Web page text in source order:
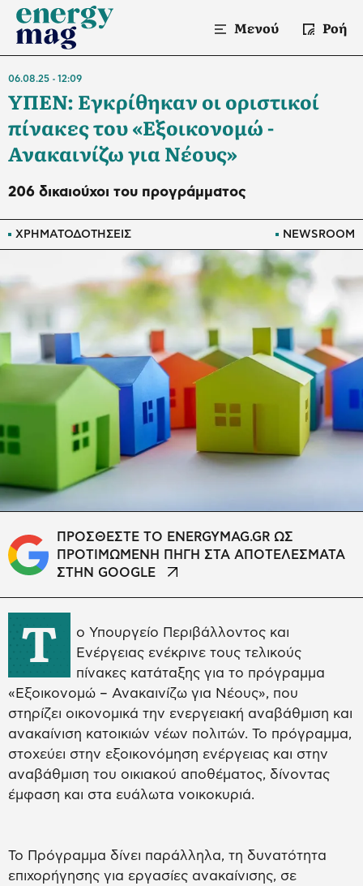
Μενού Ροή
ΧΡΗΜΑΤΟΔΟΤΗΣΕΙΣ NEWSROOM
06.08.25 12:09
ΥΠΕΝ: Εγκρίθηκαν οι οριστικοί
πίνακες του «Εξοικονομώ -
Ανακαινίζω για Νέους»
206 δικαιούχοι του προγράμματος
ΠΡΟΣΘΕΣΤΕ ΤΟ ENERGYMAG.GR ΩΣ
ΠΡΟΤΙΜΩΜΕΝΗ ΠΗΓΗ ΣΤΑ ΑΠΟΤΕΛΕΣΜΑΤΑ
ΣΤΗΝ GOOGLE
Τ
ο Υπουργείο Περιβάλλοντος και
Ενέργειας ενέκρινε τους τελικούς
πίνακες κατάταξης για το πρόγραμμα
«Εξοικονομώ – Ανακαινίζω για Νέους», που
στηρίζει οικονομικά την ενεργειακή αναβάθμιση και
ανακαίνιση κατοικιών νέων πολιτών. Το πρόγραμμα,
στοχεύει στην εξοικονόμηση ενέργειας και στην
αναβάθμιση του οικιακού αποθέματος, δίνοντας
έμφαση και στα ευάλωτα νοικοκυριά.
Το Πρόγραμμα δίνει παράλληλα, τη δυνατότητα
επιχορήγησης για εργασίες ανακαίνισης, σε